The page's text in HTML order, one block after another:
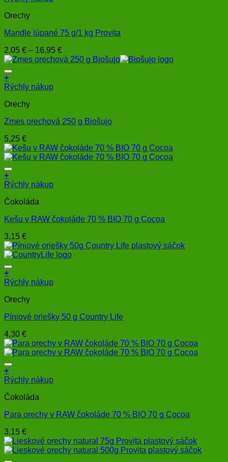
má
variantov.
si
môžete
vybrať
na
stránke
Orechy
Mandle lúpané 75 g/1 kg Provita
2,05 € – 16,95 €Price
range:
+
Rýchly nákup
Orechy
Zmes orechová 250 g Biošujo
5,25 €
+
Rýchly nákup
Čokoláda
Kešu v RAW čokoláde 70 % BIO 70 g Cocoa
3,15 €
+
Rýchly nákup
Orechy
Píniové oriešky 50 g Country Life
4,30 €
+
Rýchly nákup
Čokoláda
Para orechy v RAW čokoláde 70 % BIO 70 g Cocoa
3,15 €